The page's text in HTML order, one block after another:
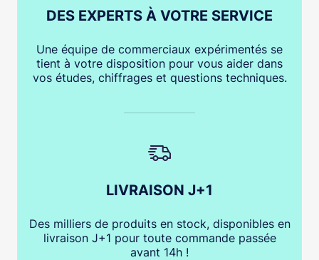
DES EXPERTS À VOTRE SERVICE
Une équipe de commerciaux expérimentés se
tient à votre disposition pour vous aider dans
vos études, chiffrages et questions techniques.
LIVRAISON J+1
Des milliers de produits en stock, disponibles en
livraison J+1 pour toute commande passée
avant 14h !